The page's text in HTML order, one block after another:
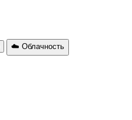
☁️ Облачность